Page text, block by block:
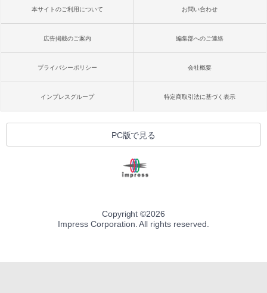
本サイトのご利用について お問い合わせ
広告掲載のご案内 編集部へのご連絡
プライバシーポリシー 会社概要
インプレスグループ 特定商取引法に基づく表示
PC版で見る
Copyright ©2026
Impress Corporation. All rights reserved.